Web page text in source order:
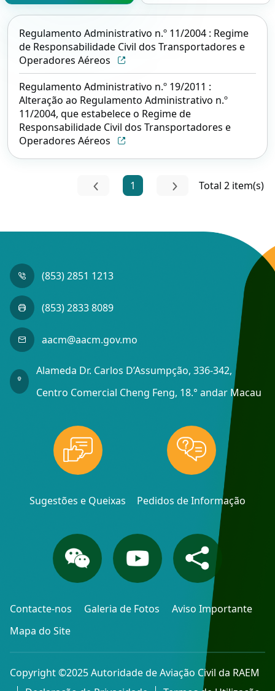
Regulamento Administrativo n.º 11/2004 : Regime
de Responsabilidade Civil dos Transportadores e
Operadores Aéreos
Regulamento Administrativo n.º 19/2011 :
Alteração ao Regulamento Administrativo n.º
11/2004, que estabelece o Regime de
Responsabilidade Civil dos Transportadores e
Operadores Aéreos
1 Total 2 item(s)
(853) 2851 1213
(853) 2833 8089
aacm@aacm.gov.mo
Alameda Dr. Carlos D’Assumpção, 336-342,
Centro Comercial Cheng Feng, 18.° andar Macau
Sugestões e Queixas Pedidos de Informação
Contacte-nos Galeria de Fotos
Aviso Importante
Mapa do Site
Copyright ©2025 Autoridade de Aviação Civil da RAEM